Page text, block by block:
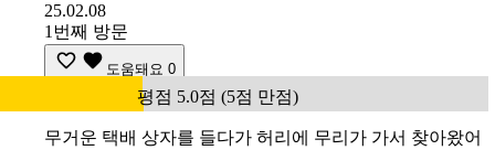
25.02.08
1번째 방문
도움돼요 0
평점 5.0점 (5점 만점)
무거운 택배 상자를 들다가 허리에 무리가 가서 찾아왔어